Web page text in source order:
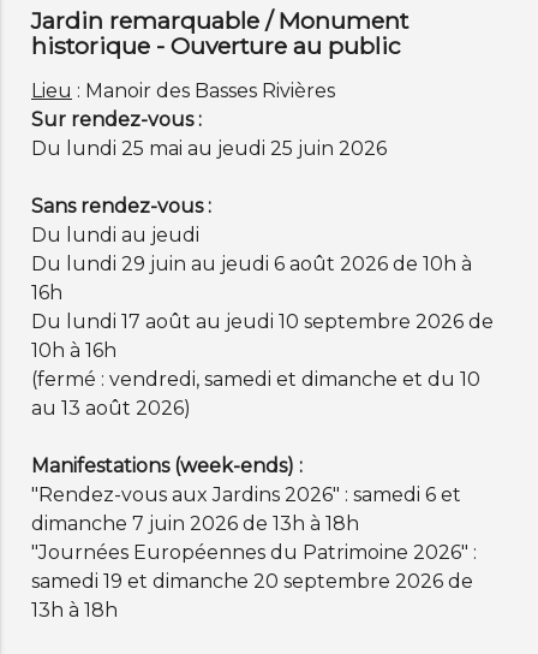
Jardin remarquable / Monument
historique - Ouverture au public
Lieu : Manoir des Basses Rivières
Sur rendez-vous :
Du lundi 25 mai au jeudi 25 juin 2026
Sans rendez-vous :
Du lundi au jeudi
Du lundi 29 juin au jeudi 6 août 2026 de 10h à
16h
Du lundi 17 août au jeudi 10 septembre 2026 de
10h à 16h
(fermé : vendredi, samedi et dimanche et du 10
au 13 août 2026)
Manifestations (week-ends) :
"Rendez-vous aux Jardins 2026" : samedi 6 et
dimanche 7 juin 2026 de 13h à 18h
"Journées Européennes du Patrimoine 2026" :
samedi 19 et dimanche 20 septembre 2026 de
13h à 18h